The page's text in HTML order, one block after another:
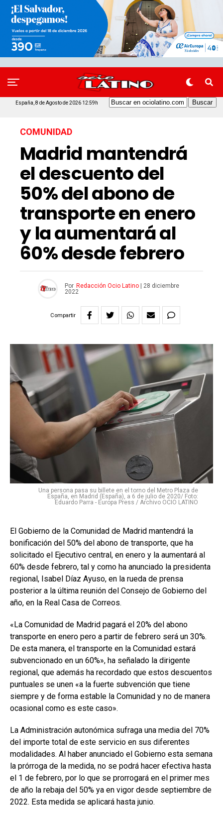
España, 8 de Agosto de 2026 12:59h
COMUNIDAD
Madrid mantendrá
el descuento del
50% del abono de
transporte en enero
y la aumentará al
60% desde febrero
Por Redacción Ocio Latino|
28 diciembre
2022
Compartir
Una persona pasa su billete en el torno del Metro Plaza de
España, en Madrid (España), a 6 de julio de 2020/ Foto:
Eduardo Parra - Europa Press / Archivo OCIO LATINO
El Gobierno de la Comunidad de Madrid mantendrá la
bonificación del 50% del abono de transporte, que ha
solicitado el Ejecutivo central, en enero y la aumentará al
60% desde febrero, tal y como ha anunciado la presidenta
regional, Isabel Díaz Ayuso, en la rueda de prensa
posterior a la última reunión del Consejo de Gobierno del
año, en la Real Casa de Correos.
«La Comunidad de Madrid pagará el 20% del abono
transporte en enero pero a partir de febrero será un 30%.
De esta manera, el transporte en la Comunidad estará
subvencionado en un 60%», ha señalado la dirigente
regional, que además ha recordado que estos descuentos
puntuales se unen «a la fuerte subvención que tiene
siempre y de forma estable la Comunidad y no de manera
ocasional como es este caso».
La Administración autonómica sufraga una media del 70%
del importe total de este servicio en sus diferentes
modalidades. Al haber anunciado el Gobierno esta semana
la prórroga de la medida, no se podrá hacer efectiva hasta
el 1 de febrero, por lo que se prorrogará en el primer mes
de año la rebaja del 50% ya en vigor desde septiembre de
2022. Esta medida se aplicará hasta junio.